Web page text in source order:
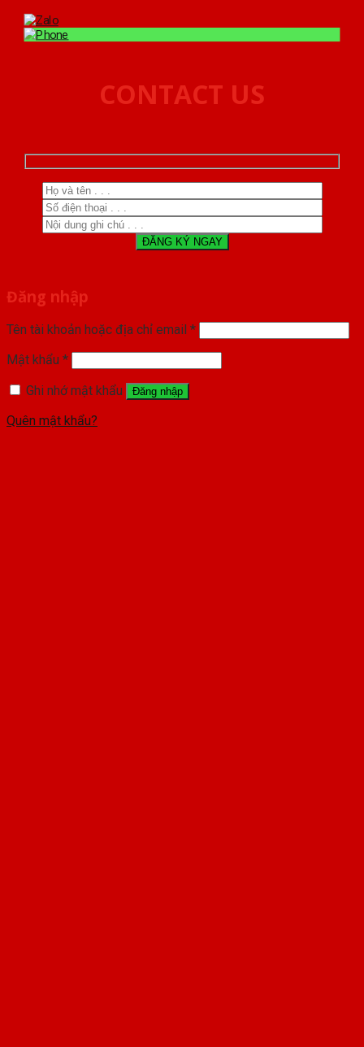
CONTACT US
Đăng nhập
Tên tài khoản hoặc địa chỉ email *
Mật khẩu *
Ghi nhớ mật khẩu
Đăng nhập
Quên mật khẩu?